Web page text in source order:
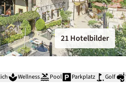
21 Hotelbilder
Wellness Pool Parkplatz Golf